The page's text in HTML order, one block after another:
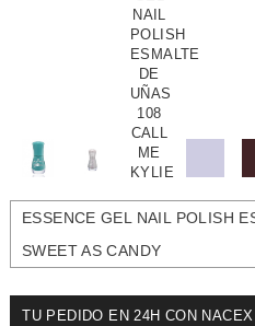
ESSENCE GEL NAIL POLISH
SWEET AS CANDY
TU PEDIDO EN 24H CON